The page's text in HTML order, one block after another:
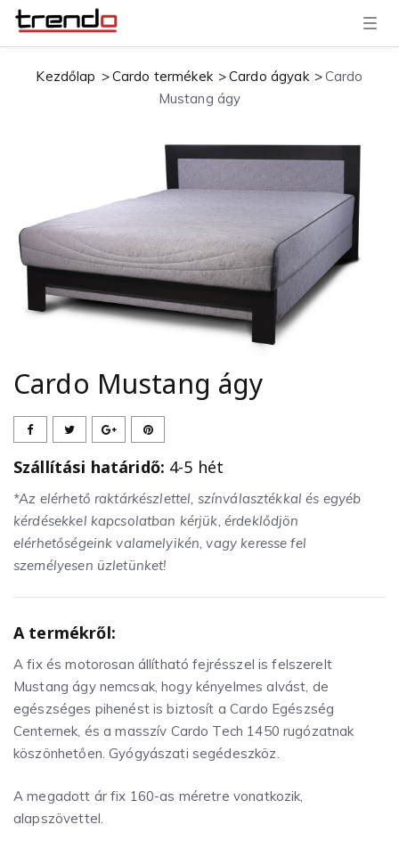
T
g
Kezdőlap Cardo termékek Cardo ágyak
Cardo
Mustang ágy
Cardo Mustang ágy
Szállítási határidő: 4-5 hét
*Az elérhető raktárkészlettel, színválasztékkal és egyéb
kérdésekkel kapcsolatban kérjük, érdeklődjön
elérhetőségeink valamelyikén, vagy keresse fel
személyesen üzletünket!
A termékről:
A fix és motorosan állítható fejrésszel is felszerelt
Mustang ágy nemcsak, hogy kényelmes alvást, de
egészséges pihenést is biztosít a Cardo Egészség
Centernek, és a masszív Cardo Tech 1450 rugózatnak
köszönhetően. Gyógyászati segédeszköz.
A megadott ár fix 160-as méretre vonatkozik,
alapszövettel.